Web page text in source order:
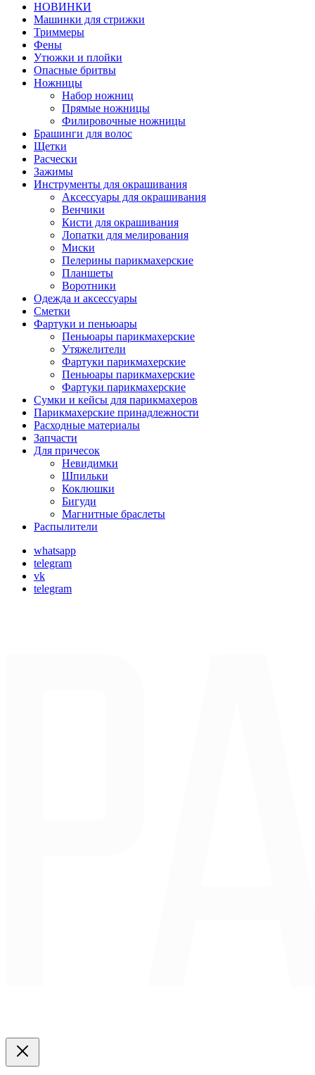
НОВИНКИ
Машинки для стрижки
Триммеры
Фены
Утюжки и плойки
Опасные бритвы
Ножницы
Набор ножниц
Прямые ножницы
Филировочные ножницы
Брашинги для волос
Щетки
Расчески
Зажимы
Инструменты для окрашивания
Аксессуары для окрашивания
Венчики
Кисти для окрашивания
Лопатки для мелирования
Миски
Пелерины парикмахерские
Планшеты
Воротники
Одежда и аксессуары
Сметки
Фартуки и пеньюары
Пеньюары парикмахерские
Утяжелители
Фартуки парикмахерские
Пеньюары парикмахерские
Фартуки парикмахерские
Сумки и кейсы для парикмахеров
Парикмахерские принадлежности
Расходные материалы
Запчасти
Для причесок
Невидимки
Шпильки
Коклюшки
Бигуди
Магнитные браслеты
Распылители
whatsapp
telegram
vk
telegram